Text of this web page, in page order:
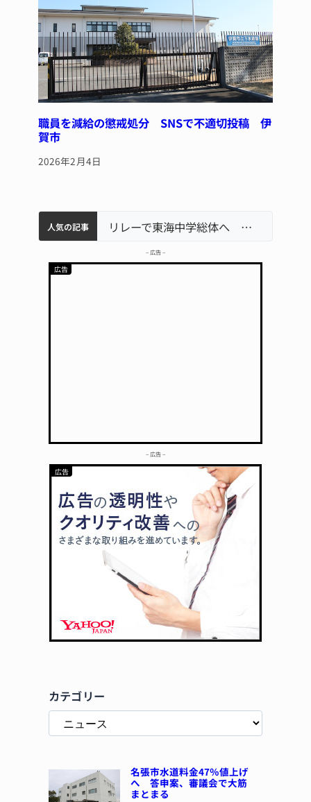
職員を減給の懲戒処分 SNSで不適切投稿 伊
賀市
2026年2月4日
人気の記事
中学校の陶壁モニュメント 地元建設会社がボランティアで清掃 伊賀名張市立病院のDMAT、熊本地震の被災地へ 能登以来3回目の派遣
【インターハイ⑨】ソフトテニス ミス減らし上位狙う 近大高専 リレーで東海中学総体へ 伊賀・名張
– 広告 –
– 広告 –
カテゴリー
名張市水道料金47％値上げ
へ 答申案、審議会で大筋
まとまる